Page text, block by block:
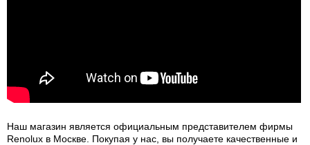
Наш магазин является официальным представителем фирмы
Renolux в Москве. Покупая у нас, вы получаете качественные и